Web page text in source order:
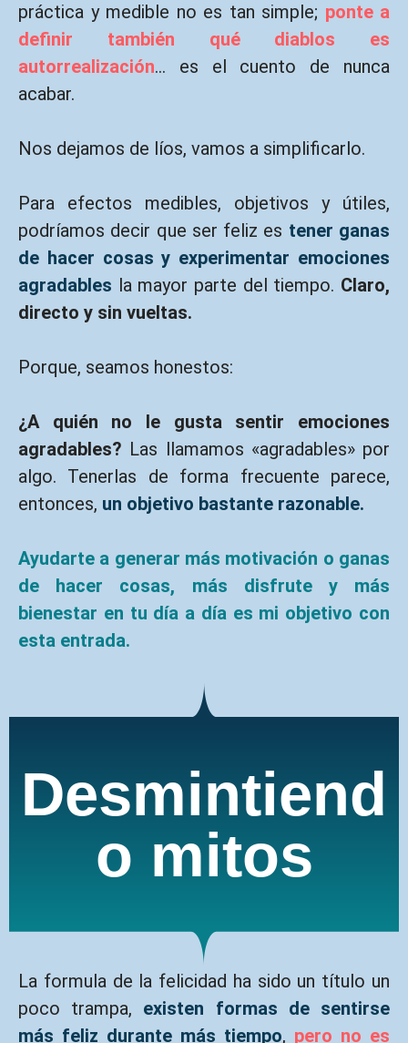
práctica y medible no es tan simple; ponte a
definir también qué diablos es
autorrealización… es el cuento de nunca
acabar.
Nos dejamos de líos, vamos a simplificarlo.
Para efectos medibles, objetivos y útiles,
podríamos decir que ser feliz es tener ganas
de hacer cosas y experimentar emociones
agradables la mayor parte del tiempo. Claro,
directo y sin vueltas.
Porque, seamos honestos:
¿A quién no le gusta sentir emociones
agradables? Las llamamos «agradables» por
algo. Tenerlas de forma frecuente parece,
entonces, un objetivo bastante razonable.
Ayudarte a generar más motivación o ganas
de hacer cosas, más disfrute y más
bienestar en tu día a día es mi objetivo con
esta entrada.
Desmintiend
o mitos
La formula de la felicidad ha sido un título un
poco trampa, existen formas de sentirse
más feliz durante más tiempo, pero no es